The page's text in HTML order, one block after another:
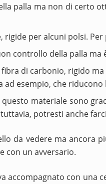
palla ma non di certo
rigide per alcuni polsi.
controllo della palla
di carbonio, rigido
ad esempio, che
materiale sono
potresti anche
da vedere ma ancora
con un avversario.
accompagnato con una